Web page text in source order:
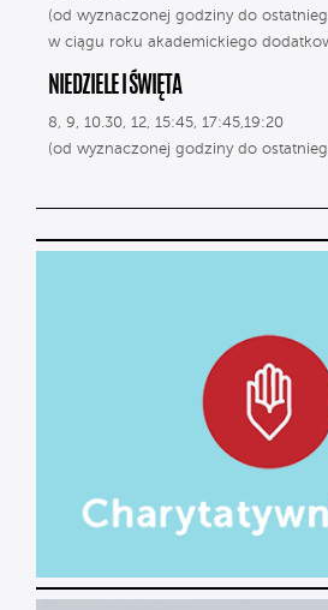
(od wyznaczonej godziny do
w ciągu roku akademickiego
NIEDZIELE I ŚWIĘTA
8, 9, 10.30, 12, 15:45, 17:45,19:20
(od wyznaczonej godziny do